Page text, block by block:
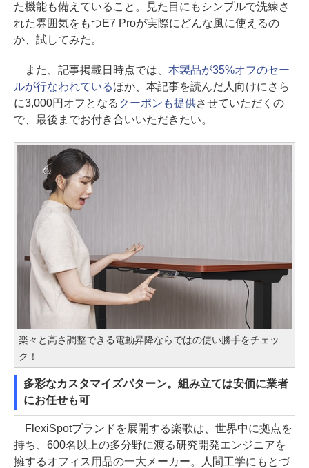
た機能も備えていること。見た目にもシンプルで洗練さ
れた雰囲気をもつE7 Proが実際にどんな風に使えるの
か、試してみた。
また、記事掲載日時点では、 本製品が35%オフのセー
ルが行なわれているほか、本記事を読んだ人向けにさら
に3,000円オフとなる クーポンも提供させていただくの
で、最後までお付き合いいただきたい。
楽々と高さ調整できる電動昇降ならではの使い勝手をチェッ
ク！
多彩なカスタマイズパターン。組み立ては安価に業者
にお任せも可
FlexiSpotブランドを展開する楽歌は、世界中に拠点を
持ち、600名以上の多分野に渡る研究開発エンジニアを
擁するオフィス用品の一大メーカー。人間工学にもとづ